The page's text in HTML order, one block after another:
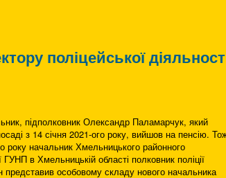
поліцейської
підполковник Олександр Паламарчук, який
з 14 січня 2021-ого року, вийшов на пенсію.
року начальник Хмельницького районного
ГУНП в Хмельницькій області полковник поліції
представив особовому складу нового начальника